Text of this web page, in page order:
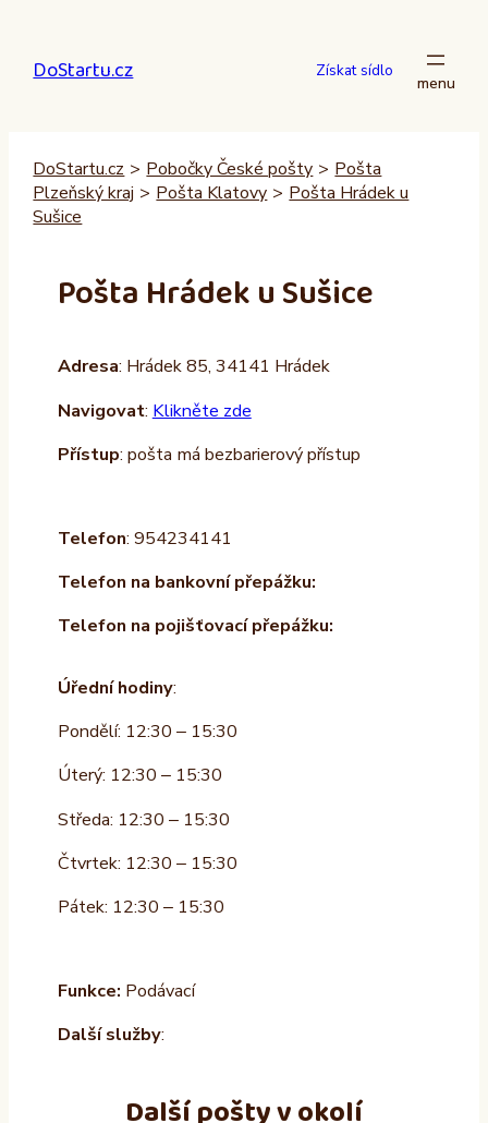
obsah
DoStartu.cz Získat sídlo
DoStartu.cz > Pobočky České pošty > Pošta
Plzeňský kraj > Pošta Klatovy > Pošta Hrádek u
Sušice
Pošta Hrádek u Sušice
Adresa: Hrádek 85, 34141 Hrádek
Navigovat: Klikněte zde
Přístup: pošta má bezbarierový přístup
Telefon: 954234141
Telefon na bankovní přepážku:
Telefon na pojišťovací přepážku:
Úřední hodiny:
Pondělí: 12:30 – 15:30
Úterý: 12:30 – 15:30
Středa: 12:30 – 15:30
Čtvrtek: 12:30 – 15:30
Pátek: 12:30 – 15:30
Funkce: Podávací
Další služby:
Další pošty v okolí